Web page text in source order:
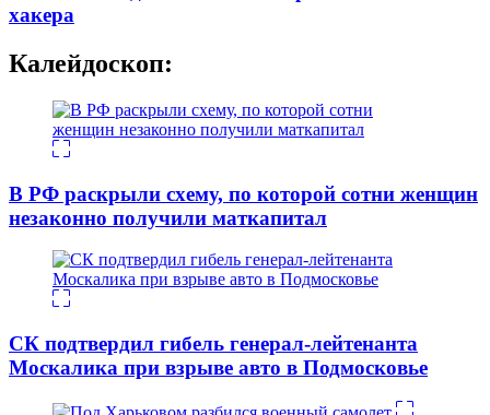
хакера
Калейдоскоп:
В РФ раскрыли схему, по которой сотни женщин
незаконно получили маткапитал
СК подтвердил гибель генерал-лейтенанта
Москалика при взрыве авто в Подмосковье